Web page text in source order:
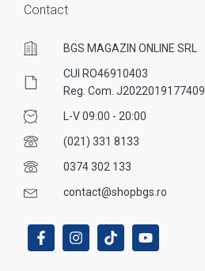
Contact
BGS MAGAZIN ONLINE SRL
CUI RO46910403
Reg. Com. J2022019177409
L-V 09:00 - 20:00
(021) 331 8133
0374 302 133
contact@shopbgs.ro